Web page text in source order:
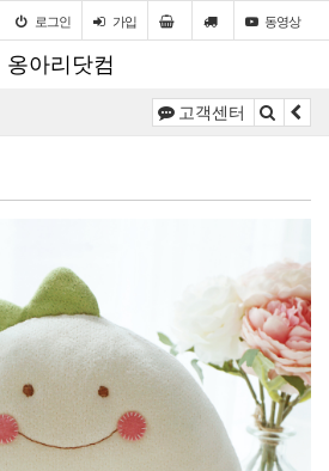
로그인 가입 동영상
옹아리닷컴
고객센터